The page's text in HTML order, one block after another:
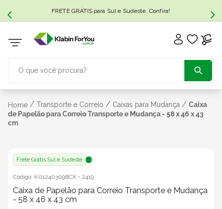
FRETE GRÁTIS para Sul e Sudeste. Confira!
Home / Transporte e Correio / Caixas para Mudança / Caixa
de Papelão para Correio Transporte e Mudança - 58 x 46 x 43
cm
Frete Grátis Sul e Sudeste
Código: K012403096CX - 2419
Caixa de Papelão para Correio Transporte e Mudança
- 58 x 46 x 43 cm
TERMOS MAIS BUSCADOS
3